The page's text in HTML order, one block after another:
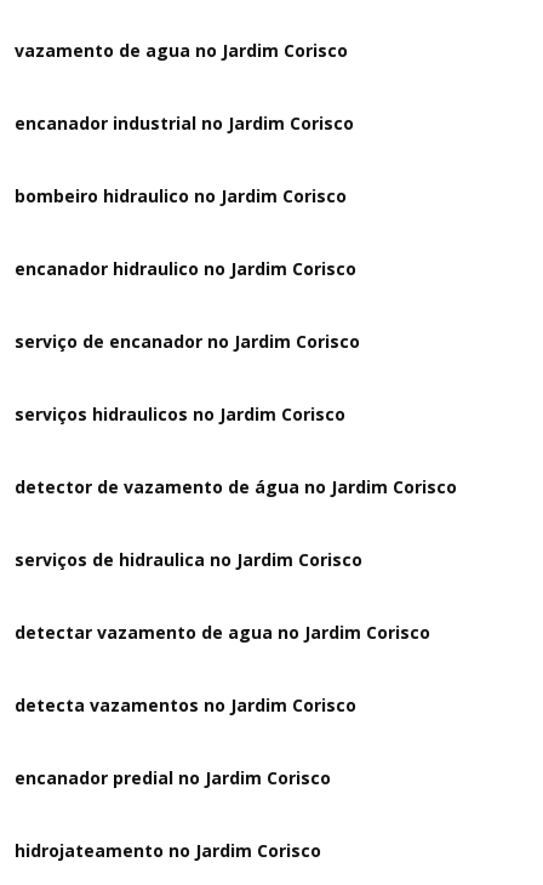
vazamento de agua no Jardim Corisco
encanador industrial no Jardim Corisco
bombeiro hidraulico no Jardim Corisco
encanador hidraulico no Jardim Corisco
serviço de encanador no Jardim Corisco
serviços hidraulicos no Jardim Corisco
detector de vazamento de água no Jardim Corisco
serviços de hidraulica no Jardim Corisco
detectar vazamento de agua no Jardim Corisco
detecta vazamentos no Jardim Corisco
encanador predial no Jardim Corisco
hidrojateamento no Jardim Corisco